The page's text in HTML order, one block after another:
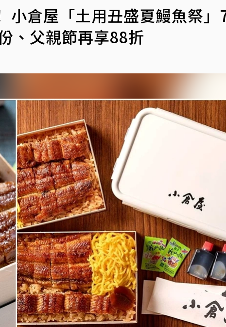
小倉屋「土用丑盛夏鰻魚祭」
、父親節再享88折